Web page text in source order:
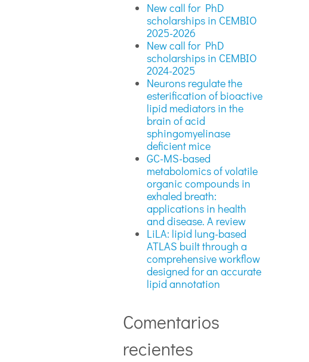
New call for PhD
scholarships in CEMBIO
2025-2026
New call for PhD
scholarships in CEMBIO
2024-2025
Neurons regulate the
esterification of bioactive
lipid mediators in the
brain of acid
sphingomyelinase
deficient mice
GC-MS-based
metabolomics of volatile
organic compounds in
exhaled breath:
applications in health
and disease. A review
LiLA: lipid lung-based
ATLAS built through a
comprehensive workflow
designed for an accurate
lipid annotation
Comentarios
recientes